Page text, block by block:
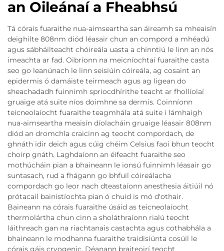
an Oileánaí a Fheabhsú
Tá córais fuaraithe nua-aimseartha san áireamh sa mheaisín
deighilte 808nm diód léasair chun an compord a mhéadú
agus sábháilteacht chóireála uasta a chinntiú le linn an nós
imeachta ar fad. Oibríonn na meicníochtaí fuaraithe casta
seo go leanúnach le linn seisiúin cóireála, ag cosaint an
epidermis ó damáiste teirmeach agus ag ligean do
sheachadadh fuinnimh spriocdhírithe teacht ar fhollíolaí
gruaige atá suite níos doimhne sa dermis. Coinníonn
teicneolaíocht fuaraithe teagmhála atá suite i lámhaigh
nua-aimseartha meaisín díolacháin gruaige léasair 808nm
diód an dromchla craicinn ag teocht compordach, de
ghnáth idir deich agus cúig chéim Celsius faoi bhun teocht
choirp gnáth. Laghdaíonn an éifeacht fuaraithe seo
mothúcháin pian a bhaineann le ionsú fuinnimh léasair go
suntasach, rud a fhágann go bhfuil cóireálacha
compordach go leor nach dteastaíonn anesthesia áitiúil nó
prótacail bainistíochta pian ó chuid is mó d'othair.
Baineann na córais fuaraithe úsáid as teicneolaíocht
thermolártha chun cinn a sholáthraíonn rialú teocht
láithreach gan na riachtanais castachta agus cothabhála a
bhaineann le modhanna fuaraithe traidisiúnta cosúil le
córais gáis cryogenic. Déanann braiteoirí teocht